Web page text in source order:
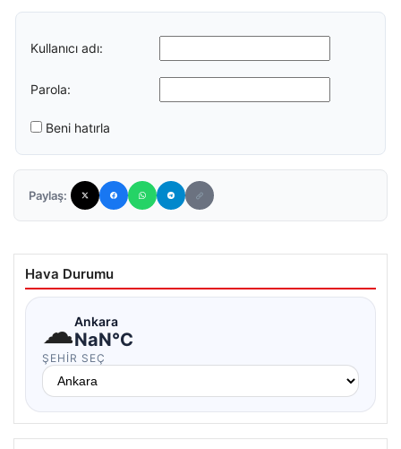
Kullanıcı adı:
Parola:
Beni hatırla
Paylaş:
Hava Durumu
☁Ankara
NaN°C
ŞEHIR SEÇ